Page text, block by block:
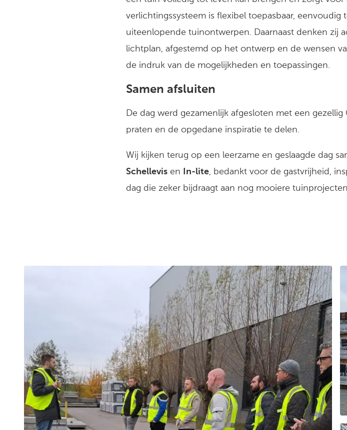
verlichtingssysteem is flexibel toepasbaar, eenvoudig
uiteenlopende tuinontwerpen. Daarnaast denken zij
lichtplan, afgestemd op het ontwerp en de wensen
de indruk van de mogelijkheden en toepassingen.
Samen afsluiten
De dag werd gezamenlijk afgesloten met een
praten en de opgedane inspiratie te delen.
Wij kijken terug op een leerzame en geslaagde dag
Schellevis en In-lite, bedankt voor de gastvrijheid,
dag die zeker bijdraagt aan nog mooiere